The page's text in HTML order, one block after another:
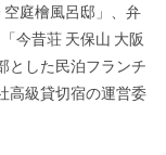
空庭檜風呂邸」、弁
今昔荘 天保山 大阪
とした民泊フランチ
高級貸切宿の運営委